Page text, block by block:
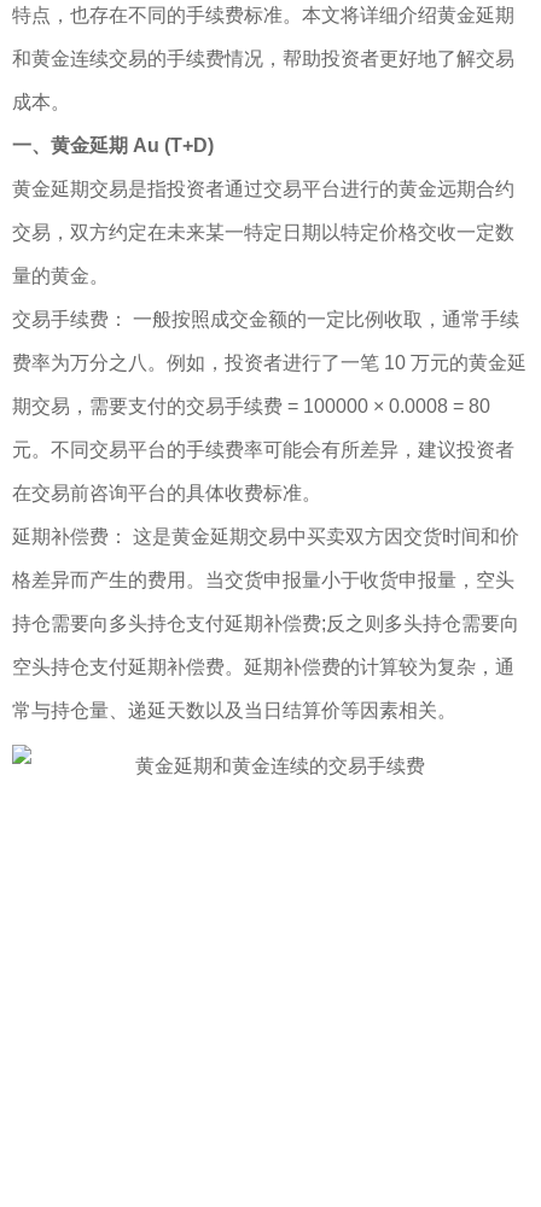
特点，也存在不同的手续费标准。本文将详细介绍黄金延期
和黄金连续交易的手续费情况，帮助投资者更好地了解交易
成本。
一、黄金延期 Au (T+D)
黄金延期交易是指投资者通过交易平台进行的黄金远期合约
交易，双方约定在未来某一特定日期以特定价格交收一定数
量的黄金。
交易手续费： 一般按照成交金额的一定比例收取，通常手续
费率为万分之八。例如，投资者进行了一笔 10 万元的黄金延
期交易，需要支付的交易手续费 = 100000 × 0.0008 = 80
元。不同交易平台的手续费率可能会有所差异，建议投资者
在交易前咨询平台的具体收费标准。
延期补偿费： 这是黄金延期交易中买卖双方因交货时间和价
格差异而产生的费用。当交货申报量小于收货申报量，空头
持仓需要向多头持仓支付延期补偿费;反之则多头持仓需要向
空头持仓支付延期补偿费。延期补偿费的计算较为复杂，通
常与持仓量、递延天数以及当日结算价等因素相关。